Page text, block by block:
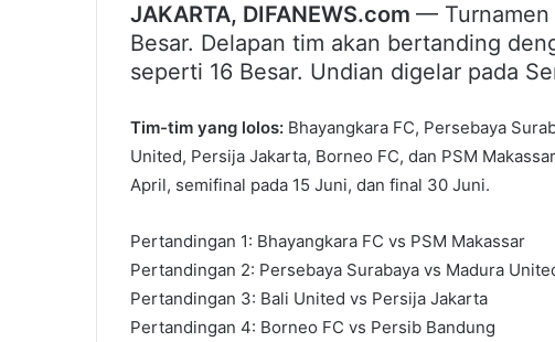
JAKARTA, DIFANEWS.com — Turnamen
Besar. Delapan tim akan bertanding
seperti 16 Besar. Undian digelar pada
Tim-tim yang lolos: Bhayangkara FC, Persebaya
United, Persija Jakarta, Borneo FC, dan PSM
April, semifinal pada 15 Juni, dan final 30 Juni.
Pertandingan 1: Bhayangkara FC vs PSM Makassar
Pertandingan 2: Persebaya Surabaya vs Madura
Pertandingan 3: Bali United vs Persija Jakarta
Pertandingan 4: Borneo FC vs Persib Bandung